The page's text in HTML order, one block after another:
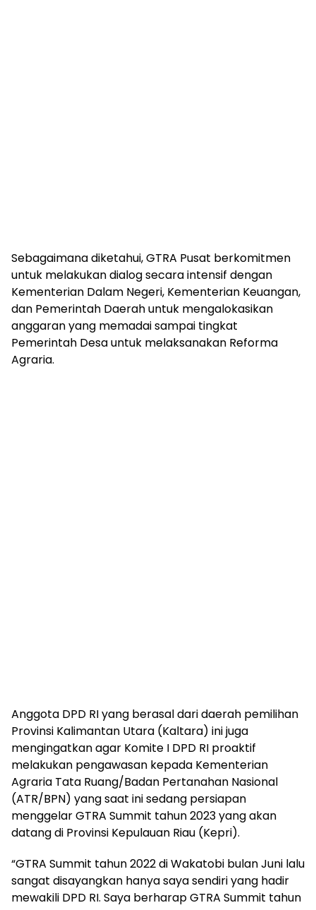
Sebagaimana diketahui, GTRA Pusat berkomitmen
untuk melakukan dialog secara intensif dengan
Kementerian Dalam Negeri, Kementerian Keuangan,
dan Pemerintah Daerah untuk mengalokasikan
anggaran yang memadai sampai tingkat
Pemerintah Desa untuk melaksanakan Reforma
Agraria.
Anggota DPD RI yang berasal dari daerah pemilihan
Provinsi Kalimantan Utara (Kaltara) ini juga
mengingatkan agar Komite I DPD RI proaktif
melakukan pengawasan kepada Kementerian
Agraria Tata Ruang/Badan Pertanahan Nasional
(ATR/BPN) yang saat ini sedang persiapan
menggelar GTRA Summit tahun 2023 yang akan
datang di Provinsi Kepulauan Riau (Kepri).
“GTRA Summit tahun 2022 di Wakatobi bulan Juni lalu
sangat disayangkan hanya saya sendiri yang hadir
mewakili DPD RI. Saya berharap GTRA Summit tahun